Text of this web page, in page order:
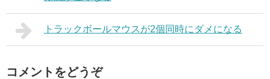
トラックボールマウスが2個同時にダメになる
コメントをどうぞ